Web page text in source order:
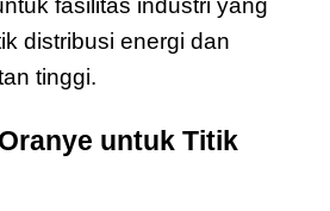
distribusi energi dan
tinggi.
untuk Titik